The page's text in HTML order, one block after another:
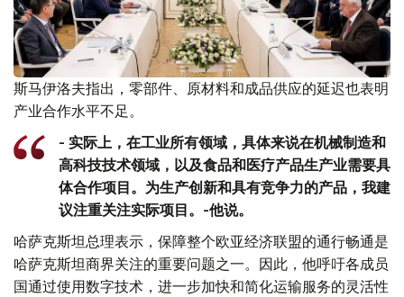
斯马伊洛夫指出，零部件、原材料和成品供应的延迟也表明
产业合作水平不足。
- 实际上，在工业所有领域，具体来说在机械制造和
高科技技术领域，以及食品和医疗产品生产业需要具
体合作项目。为生产创新和具有竞争力的产品，我建
议注重关注实际项目。-他说。
哈萨克斯坦总理表示，保障整个欧亚经济联盟的通行畅通是
哈萨克斯坦商界关注的重要问题之一。因此，他呼吁各成员
国通过使用数字技术，进一步加快和简化运输服务的灵活性